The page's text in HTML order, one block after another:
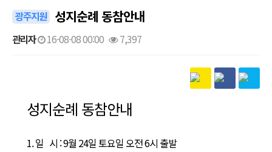
광주지원 성지순례 동참안내
관리자 16-08-08 00:00 7,397
성지순례 동참안내
1. 일 시 : 9월 24일 토요일 오전 6시 출발